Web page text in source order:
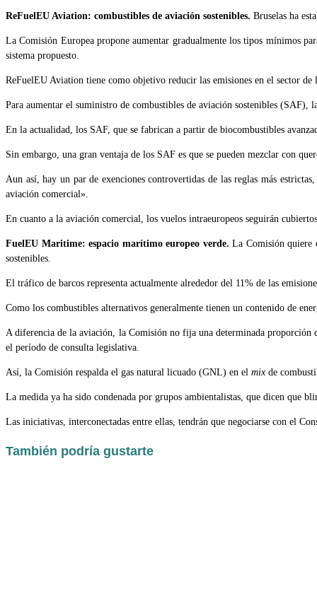
ReFuelEU Aviation: combustibles de aviación sostenibles. Bruselas ha
La Comisión Europea propone aumentar gradualmente los tipos mínimos
sistema propuesto.
ReFuelEU Aviation tiene como objetivo reducir las emisiones en el sector
Para aumentar el suministro de combustibles de aviación sostenibles
En la actualidad, los SAF, que se fabrican a partir de biocombustibles
Sin embargo, una gran ventaja de los SAF es que se pueden mezclar con
Aun así, hay un par de exenciones controvertidas de las reglas más
aviación comercial».
En cuanto a la aviación comercial, los vuelos intraeuropeos seguirán
FuelEU Maritime: espacio marítimo europeo verde.La Comisión quiere
sostenibles.
El tráfico de barcos representa actualmente alrededor del 11% de las
Como los combustibles alternativos generalmente tienen un contenido de
A diferencia de la aviación, la Comisión no fija una determinada proporción
el período de consulta legislativa.
Así, la Comisión respalda el gas natural licuado (GNL) en el mix de
La medida ya ha sido condenada por grupos ambientalistas, que dicen que
Las iniciativas, interconectadas entre ellas, tendrán que negociarse con el
También podría gustarte